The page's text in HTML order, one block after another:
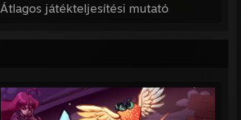
Átlagos játékteljesítési mutató